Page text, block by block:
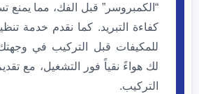
“الكمبروسر” قبل الفك، مما يمنع
كفاءة التبريد. كما نقدم خدمة
للمكيفات قبل التركيب في
لك هواءً نقياً فور التشغيل، مع
التركيب.